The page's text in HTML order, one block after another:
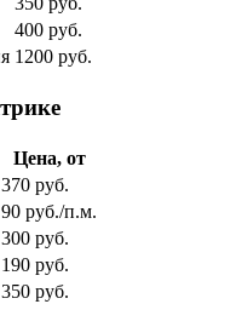
400 руб.
1200 руб.
Цена, от
370 руб.
90 руб./п.м.
300 руб.
190 руб.
350 руб.